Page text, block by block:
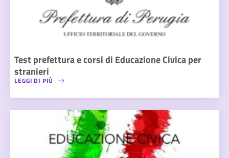
Test prefettura e corsi di Educazione Civica per
stranieri
LEGGI DI PIÙ